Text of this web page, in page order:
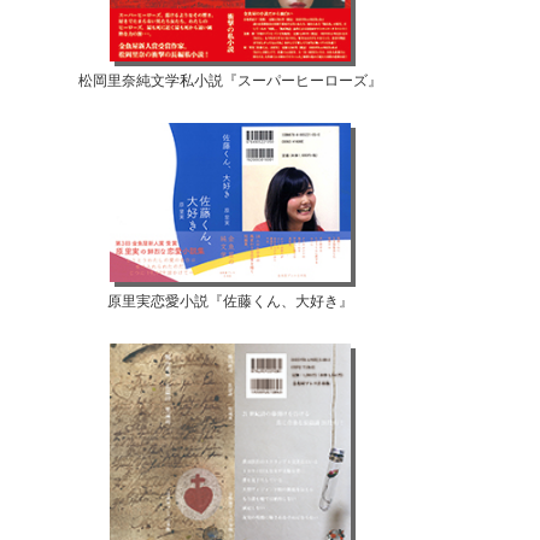
松岡里奈純文学私小説『スーパーヒーローズ』
原里実恋愛小説『佐藤くん、大好き』